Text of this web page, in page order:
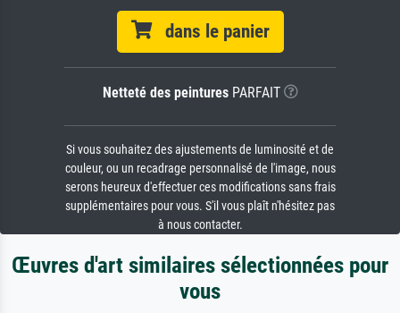
dans le panier
Netteté des peinturesPARFAIT
Si vous souhaitez des ajustements de luminosité et de
couleur, ou un recadrage personnalisé de l'image, nous
serons heureux d'effectuer ces modifications sans frais
supplémentaires pour vous. S'il vous plaît n'hésitez pas
à nous contacter.
Œuvres d'art similaires sélectionnées pour
vous